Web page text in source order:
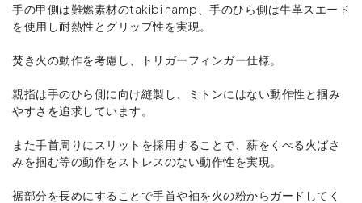
手の甲側は難燃素材のtakibi hamp、手のひら側は牛革スエード
を使用し耐熱性とグリップ性を実現。
焚き火の動作を考慮し、トリガーフィンガー仕様。
親指は手のひら側に向け縫製し、ミトンにはない動作性と掴み
やすさを追求しています。
また手首周りにスリットを採用することで、薪をくべる火ばさ
みを掴む等の動作をストレスのない動作性を実現。
裾部分を長めにすることで手首や袖を火の粉からガードしてく